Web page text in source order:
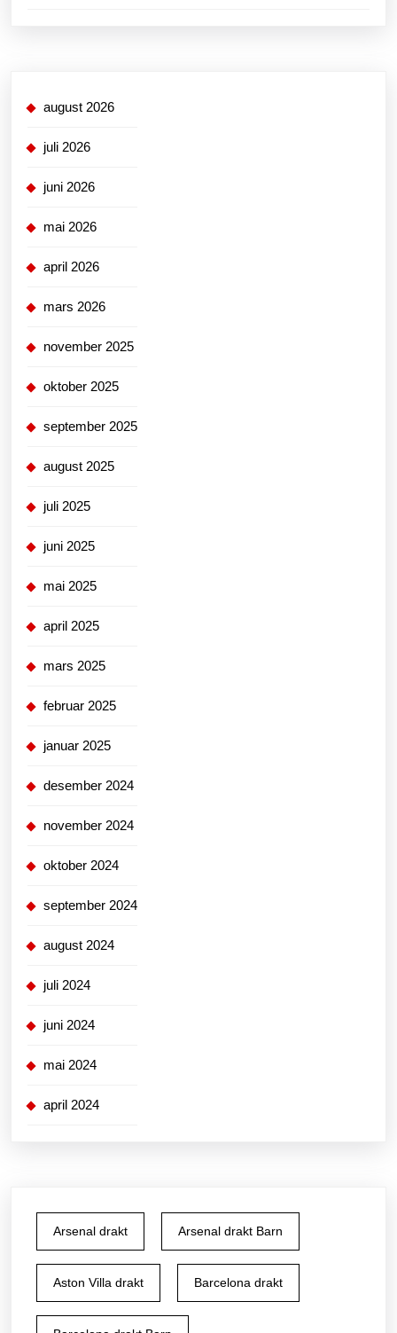
august 2026
juli 2026
juni 2026
mai 2026
april 2026
mars 2026
november 2025
oktober 2025
september 2025
august 2025
juli 2025
juni 2025
mai 2025
april 2025
mars 2025
februar 2025
januar 2025
desember 2024
november 2024
oktober 2024
september 2024
august 2024
juli 2024
juni 2024
mai 2024
april 2024
Arsenal drakt Arsenal drakt Barn
Aston Villa drakt Barcelona drakt